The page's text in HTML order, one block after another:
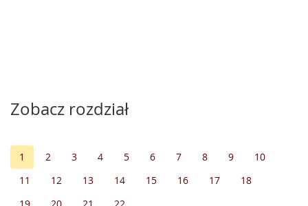
Zobacz rozdział
1 2 3 4 5 6 7 8 9
10
11
12 13 14 15 16 17
18